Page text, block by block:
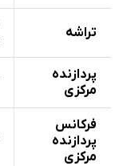
تراشه
پردازنده‌
مرکزی
فرکانس
پردازنده‌
مرکزی